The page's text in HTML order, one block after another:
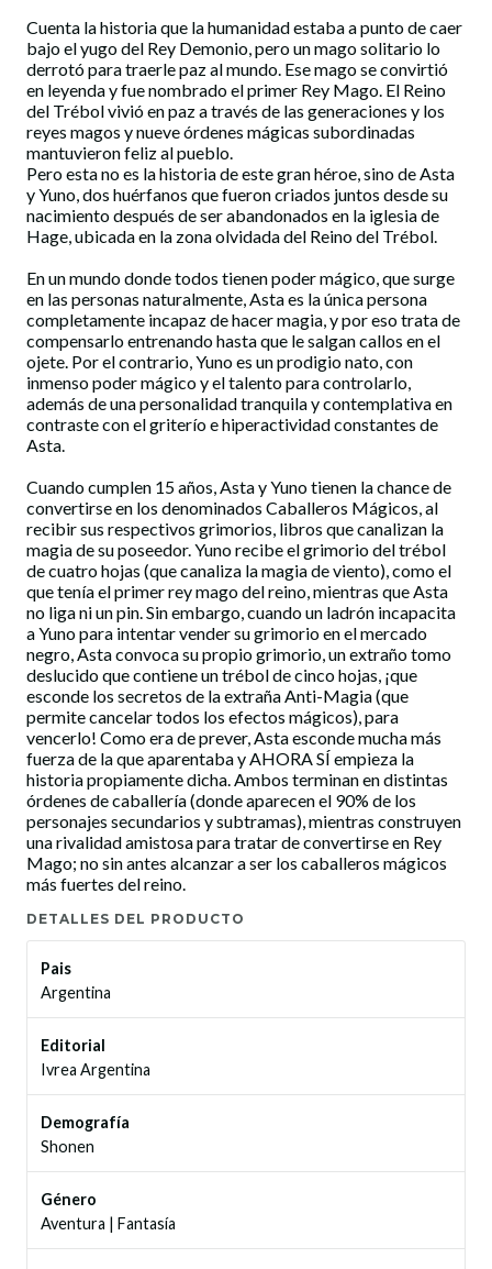
Cuenta la historia que la humanidad estaba a punto de caer
bajo el yugo del Rey Demonio, pero un mago solitario lo
derrotó para traerle paz al mundo. Ese mago se convirtió
en leyenda y fue nombrado el primer Rey Mago. El Reino
del Trébol vivió en paz a través de las generaciones y los
reyes magos y nueve órdenes mágicas subordinadas
mantuvieron feliz al pueblo.
Pero esta no es la historia de este gran héroe, sino de Asta
y Yuno, dos huérfanos que fueron criados juntos desde su
nacimiento después de ser abandonados en la iglesia de
Hage, ubicada en la zona olvidada del Reino del Trébol.
En un mundo donde todos tienen poder mágico, que surge
en las personas naturalmente, Asta es la única persona
completamente incapaz de hacer magia, y por eso trata de
compensarlo entrenando hasta que le salgan callos en el
ojete. Por el contrario, Yuno es un prodigio nato, con
inmenso poder mágico y el talento para controlarlo,
además de una personalidad tranquila y contemplativa en
contraste con el griterío e hiperactividad constantes de
Asta.
Cuando cumplen 15 años, Asta y Yuno tienen la chance de
convertirse en los denominados Caballeros Mágicos, al
recibir sus respectivos grimorios, libros que canalizan la
magia de su poseedor. Yuno recibe el grimorio del trébol
de cuatro hojas (que canaliza la magia de viento), como el
que tenía el primer rey mago del reino, mientras que Asta
no liga ni un pin. Sin embargo, cuando un ladrón incapacita
a Yuno para intentar vender su grimorio en el mercado
negro, Asta convoca su propio grimorio, un extraño tomo
deslucido que contiene un trébol de cinco hojas, ¡que
esconde los secretos de la extraña Anti-Magia (que
permite cancelar todos los efectos mágicos), para
vencerlo! Como era de prever, Asta esconde mucha más
fuerza de la que aparentaba y AHORA SÍ empieza la
historia propiamente dicha. Ambos terminan en distintas
órdenes de caballería (donde aparecen el 90% de los
personajes secundarios y subtramas), mientras construyen
una rivalidad amistosa para tratar de convertirse en Rey
Mago; no sin antes alcanzar a ser los caballeros mágicos
más fuertes del reino.
DETALLES DEL PRODUCTO
Pais
Argentina
Editorial
Ivrea Argentina
Demografía
Shonen
Género
Aventura | Fantasía